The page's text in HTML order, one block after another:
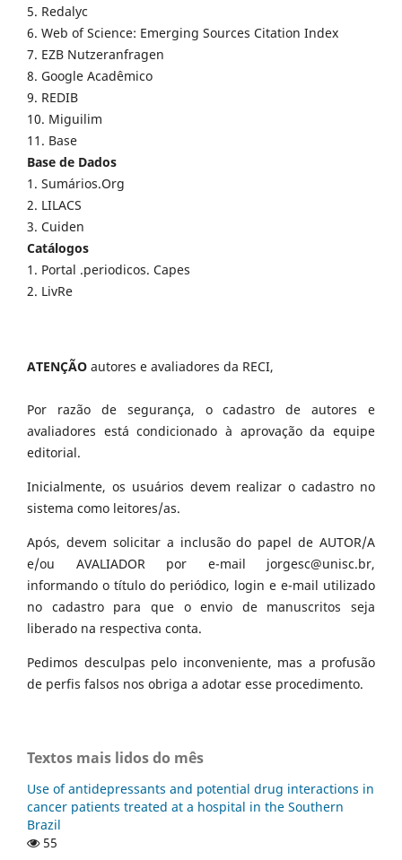
5. Redalyc
6. Web of Science: Emerging Sources Citation Index
7. EZB Nutzeranfragen
8. Google Acadêmico
9. REDIB
10. Miguilim
11. Base
Base de Dados
1. Sumários.Org
2. LILACS
3. Cuiden
Catálogos
1. Portal .periodicos. Capes
2. LivRe
ATENÇÃO autores e avaliadores da RECI,
Por razão de segurança, o cadastro de autores e
avaliadores está condicionado à aprovação da equipe
editorial.
Inicialmente, os usuários devem realizar o cadastro no
sistema como leitores/as.
Após, devem solicitar a inclusão do papel de AUTOR/A
e/ou AVALIADOR por e-mail jorgesc@unisc.br,
informando o título do periódico, login e e-mail utilizado
no cadastro para que o envio de manuscritos seja
liberado na respectiva conta.
Pedimos desculpas pelo inconveniente, mas a profusão
de perfis falsos nos obriga a adotar esse procedimento.
Textos mais lidos do mês
Use of antidepressants and potential drug interactions in
cancer patients treated at a hospital in the Southern
Brazil
55